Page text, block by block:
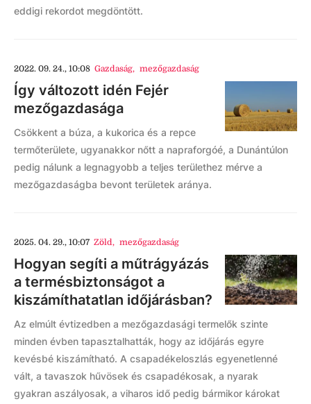
eddigi rekordot megdöntött.
2022. 09. 24., 10:08 Gazdaság, mezőgazdaság
Így változott idén Fejér
mezőgazdasága
Csökkent a búza, a kukorica és a repce
termőterülete, ugyanakkor nőtt a napraforgóé, a Dunántúlon
pedig nálunk a legnagyobb a teljes területhez mérve a
mezőgazdaságba bevont területek aránya.
2025. 04. 29., 10:07 Zöld, mezőgazdaság
Hogyan segíti a műtrágyázás
a termésbiztonságot a
kiszámíthatatlan időjárásban?
Az elmúlt évtizedben a mezőgazdasági termelők szinte
minden évben tapasztalhatták, hogy az időjárás egyre
kevésbé kiszámítható. A csapadékeloszlás egyenetlenné
vált, a tavaszok hűvösek és csapadékosak, a nyarak
gyakran aszályosak, a viharos idő pedig bármikor károkat